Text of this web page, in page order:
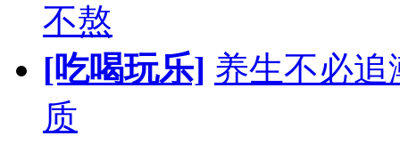
不熬
[吃喝玩乐] 养生不必
质